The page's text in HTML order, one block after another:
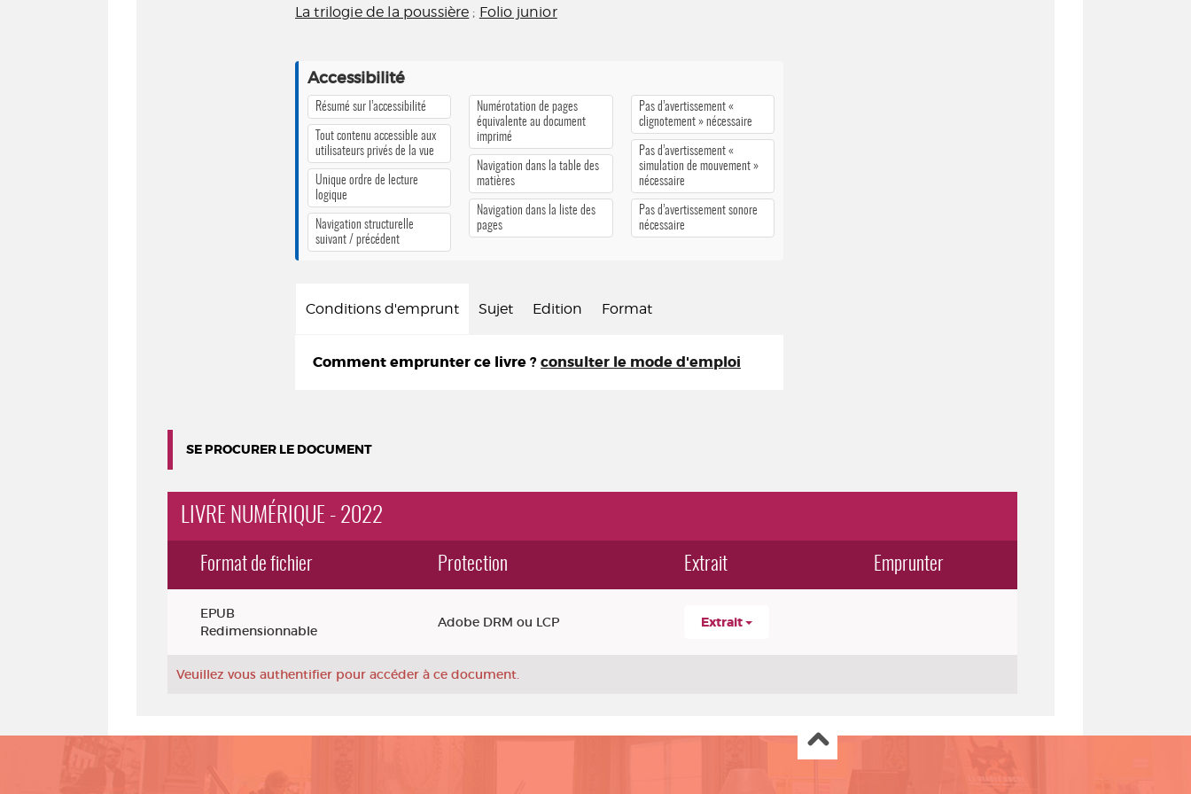
La trilogie de la poussière ; Folio junior
Accessibilité
Résumé sur l’accessibilité
Tout contenu accessible aux
utilisateurs privés de la vue
Unique ordre de lecture
logique
Navigation structurelle
suivant / précédent
Numérotation de pages
équivalente au document
imprimé
Navigation dans la table des
matières
Navigation dans la liste des
pages
Pas d’avertissement «
clignotement » nécessaire
Pas d’avertissement «
simulation de mouvement »
nécessaire
Pas d’avertissement sonore
nécessaire
Conditions d'emprunt Sujet Edition Format
Comment emprunter ce livre ? consulter le mode d'emploi
SE PROCURER LE DOCUMENT
LIVRE NUMÉRIQUE - 2022
Format de fichier Protection Extrait Emprunter
EPUB
Redimensionnable
Adobe DRM ou LCP Extrait
Veuillez vous authentifier pour accéder à ce document.